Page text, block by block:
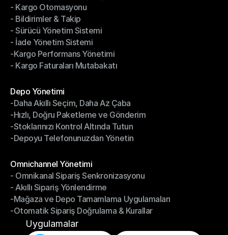
- Çoklu Taşıyıcı Entegrasyonu
- Kargo Otomasyonu
- Kargo Otomasyonu
- Bildirimler & Takip
- Bildirimler & Takip
- Sürücü Yönetim Sistemi
- Sürücü Yönetim Sistemi
- İade Yönetim Sistemi
- İade Yönetim Sistemi
-Kargo Performans Yönetimi
-Kargo Performans Yönetimi
- Kargo Faturaları Mutabakatı
Depo Yönetimi
Depo Yönetimi
-Daha Akıllı Seçim, Daha Az Çaba
-Daha Akıllı Seçim, Daha Az Çaba
-Hızlı, Doğru Paketleme ve Gönderim
-Hızlı, Doğru Paketleme ve Gönderim
-Stoklarınızı Kontrol Altında Tutun
-Stoklarınızı Kontrol Altında Tutun
-Depoyu Telefonunuzdan Yönetin
Omnichannel Yönetimi
Omnichannel Yönetimi
- Omnikanal Sipariş Senkronizasyonu
- Omnikanal Sipariş Senkronizasyonu
- Akıllı Sipariş Yönlendirme
- Akıllı Sipariş Yönlendirme
-Mağaza ve Depo Tamamlama Uygulamaları
-Mağaza ve Depo Tamamlama Uygulamaları
-Otomatik Sipariş Doğrulama & Kurallar
-Otomatik Sipariş Doğrulama & Kurallar
Uygulamalar